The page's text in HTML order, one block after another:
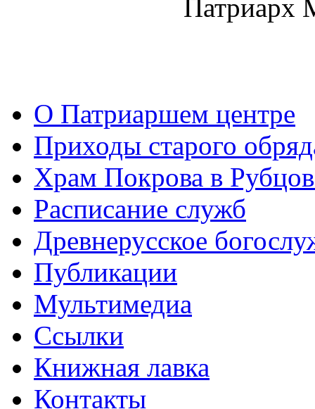
Патриарх
О Патриаршем центре
Приходы старого
Храм Покрова в
Расписание служб
Древнерусское
Публикации
Мультимедиа
Ссылки
Книжная лавка
Контакты